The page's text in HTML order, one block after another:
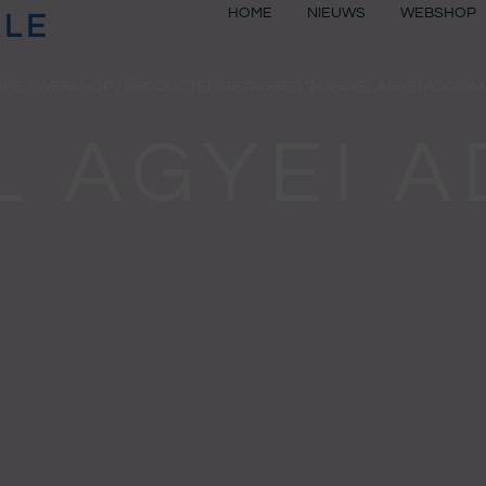
HOME NIEUWS WEBSHOP